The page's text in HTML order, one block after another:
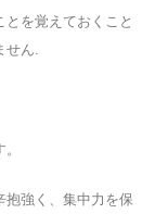
を覚えておくこと
ん.
抱強く、集中力を保